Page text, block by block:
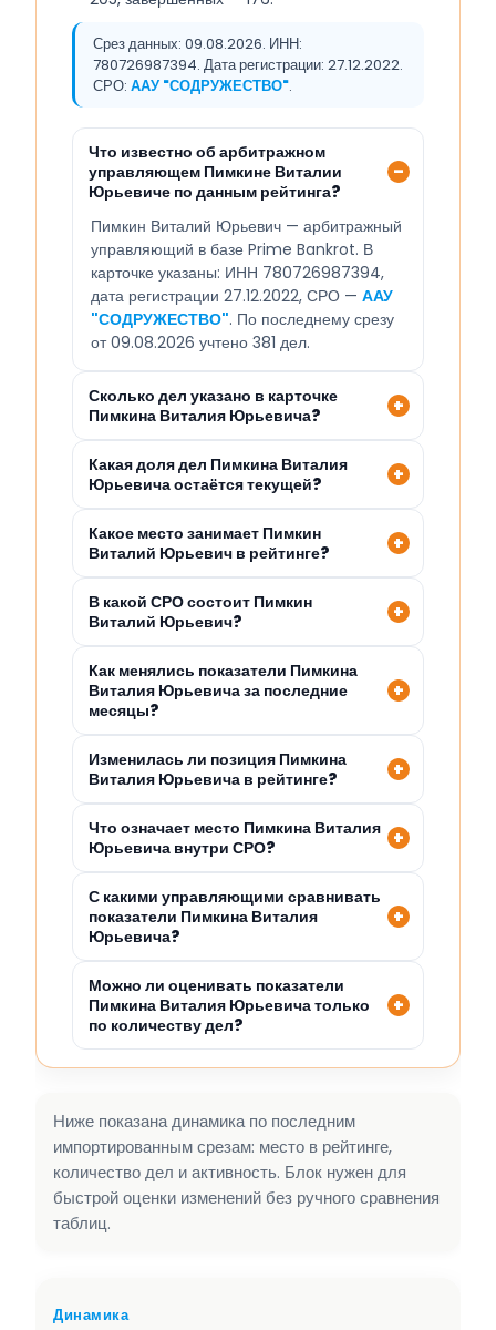
Срез данных: 09.08.2026. ИНН:
780726987394. Дата регистрации: 27.12.2022.
СРО: ААУ "СОДРУЖЕСТВО".
Что известно об арбитражном
управляющем Пимкине Виталии
Юрьевиче по данным рейтинга?
Пимкин Виталий Юрьевич — арбитражный
управляющий в базе Prime Bankrot. В
карточке указаны: ИНН 780726987394,
дата регистрации 27.12.2022, СРО — ААУ
"СОДРУЖЕСТВО". По последнему срезу
от 09.08.2026 учтено 381 дел.
Сколько дел указано в карточке
Пимкина Виталия Юрьевича?
Какая доля дел Пимкина Виталия
Юрьевича остаётся текущей?
Какое место занимает Пимкин
Виталий Юрьевич в рейтинге?
В какой СРО состоит Пимкин
Виталий Юрьевич?
Как менялись показатели Пимкина
Виталия Юрьевича за последние
месяцы?
Изменилась ли позиция Пимкина
Виталия Юрьевича в рейтинге?
Что означает место Пимкина Виталия
Юрьевича внутри СРО?
С какими управляющими сравнивать
показатели Пимкина Виталия
Юрьевича?
Можно ли оценивать показатели
Пимкина Виталия Юрьевича только
по количеству дел?
Ниже показана динамика по последним
импортированным срезам: место в рейтинге,
количество дел и активность. Блок нужен для
быстрой оценки изменений без ручного сравнения
таблиц.
Динамика